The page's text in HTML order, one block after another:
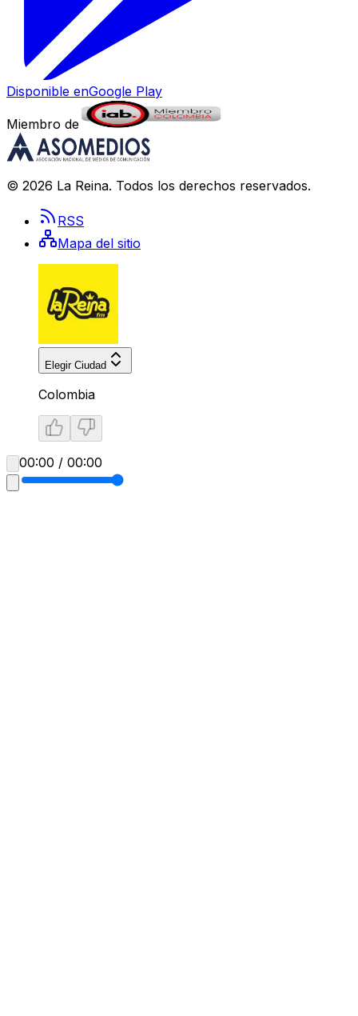
Disponible enGoogle Play
Miembro de
© 2026 La Reina. Todos los derechos reservados.
RSS
Mapa del sitio
Elegir Ciudad
Colombia
00:00 / 00:00